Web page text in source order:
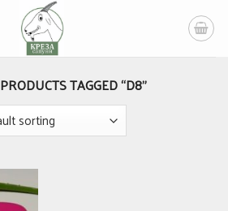
PRODUCTS TAGGED “D8”